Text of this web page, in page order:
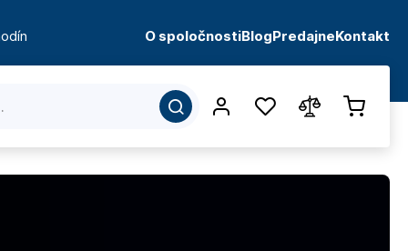
O spoločnostiBlogPredajneKontakt